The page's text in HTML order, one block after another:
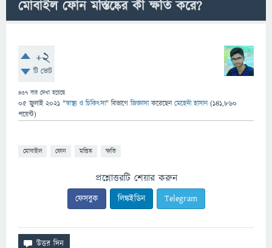
মোবাইল ফোন মস্তিষ্কের কী ক্ষতি করে?
+2
টি ভোট
437 বার দেখা হয়েছে
05 জুলাই 2021 "স্বাস্থ্য ও চিকিৎসা" বিভাগে জিজ্ঞাসাকরেছেনমেহেদী হাসান (141,860
পয়েন্ট)
মোবাইল ফোন মস্তিষ্ক ক্ষতি
প্রশ্নোত্তরটি শেয়ার করুন
ফেসবুক লিঙ্কইডিন Telegram